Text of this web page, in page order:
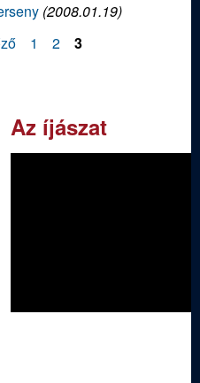
(2008.01.19)
1 2 3
Az íjászat